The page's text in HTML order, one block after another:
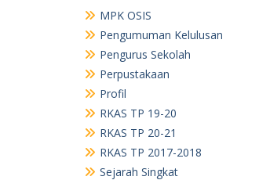
MPK OSIS
Pengumuman Kelulusan
Pengurus Sekolah
Perpustakaan
Profil
RKAS TP 19-20
RKAS TP 20-21
RKAS TP 2017-2018
Sejarah Singkat